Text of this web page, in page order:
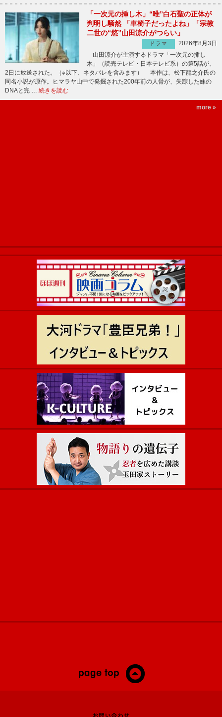
「一次元の挿し木」“唯”白石聖の正体が
判明し騒然 「車椅子だったよね」「宗教
二世の“悠”山田涼介がつらい」
ドラマ
2026年8月3日
山田涼介が主演するドラマ「一次元の挿し
木」（読売テレビ・日本テレビ系）の第5話が、
2日に放送された。（※以下、ネタバレを含みます） 本作は、松下龍之介氏の
同名小説が原作。ヒマラヤ山中で発掘された200年前の人骨が、失踪した妹の
DNAと完 … 続きを読む
more »